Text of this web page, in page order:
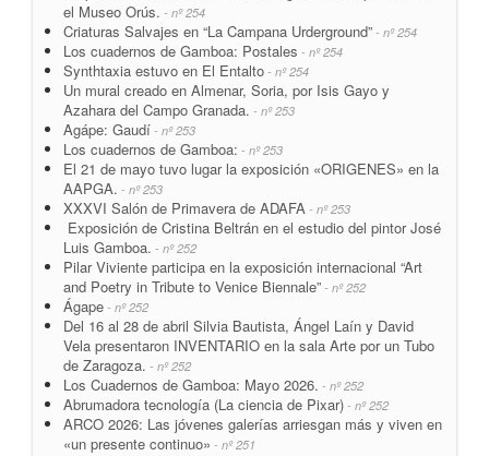
el Museo Orús. - nº 254
Criaturas Salvajes en “La Campana Urderground” - nº 254
Los cuadernos de Gamboa: Postales - nº 254
Synthtaxia estuvo en El Entalto - nº 254
Un mural creado en Almenar, Soria, por Isis Gayo y
Azahara del Campo Granada. - nº 253
Agápe: Gaudí - nº 253
Los cuadernos de Gamboa: - nº 253
El 21 de mayo tuvo lugar la exposición «ORIGENES» en la
AAPGA. - nº 253
XXXVI Salón de Primavera de ADAFA - nº 253
Exposición de Cristina Beltrán en el estudio del pintor José
Luis Gamboa. - nº 252
Pilar Viviente participa en la exposición internacional “Art
and Poetry in Tribute to Venice Biennale” - nº 252
Ágape - nº 252
Del 16 al 28 de abril Silvia Bautista, Ángel Laín y David
Vela presentaron INVENTARIO en la sala Arte por un Tubo
de Zaragoza. - nº 252
Los Cuadernos de Gamboa: Mayo 2026. - nº 252
Abrumadora tecnología (La ciencia de Pixar) - nº 252
ARCO 2026: Las jóvenes galerías arriesgan más y viven en
«un presente continuo» - nº 251